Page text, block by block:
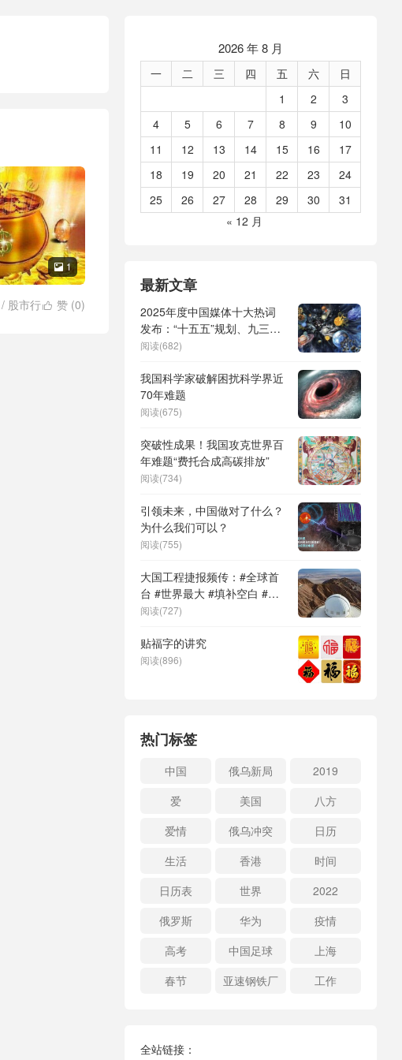
 1
 赞 (0)
/ 股市行
2026 年 8 月
一 二 三 四 五 六
日
1
2
3
4
5 6 7 8 9
10
11
12 13 14 15 16
17
18
19 20 21 22 23
24
25
26 27 28 29 30
31
« 12 月
最新文章
2025年度中国媒体十大热词
发布：“十五五”规划、九三阅
兵、全球治理倡议、
形机器人、苏超、票根经济、
育儿补贴、科学素养、网络生
态治理
阅读(682)
我国科学家破解困扰科学界近
70年难题
阅读(675)
突破性成果！我国攻克世界百
年难题“费托合成高碳排放”
阅读(734)
引领未来，中国做对了什么？
为什么我们可以？
阅读(755)
大国工程捷报频传：#全球首
台 #世界最大 #填补空白 #突
破关键节点
阅读(727)
贴福字的讲究
阅读(896)
热门标签
中国 俄乌新局
2019
爱
美国
八方
爱情
俄乌冲突
日历
生活
香港
时间
日历表
世界
2022
俄罗斯
华为
疫情
高考
中国足球
上海
春节
亚速钢铁厂 工作
全站链接：